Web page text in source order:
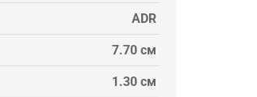
ADR
7.70 см
1.30 см